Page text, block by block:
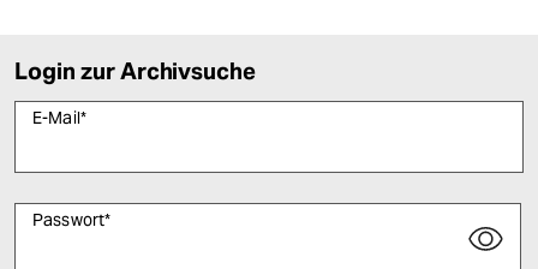
Login zur Archivsuche
E-Mail*
Passwort*